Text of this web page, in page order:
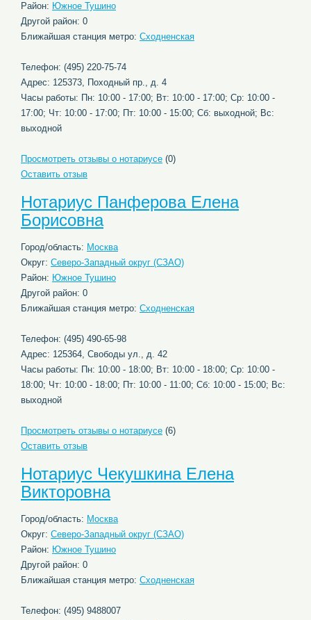
Район: Южное Тушино
Другой район: 0
Ближайшая станция метро: Сходненская
Телефон: (495) 220-75-74
Адрес: 125373, Походный пр., д. 4
Часы работы: Пн: 10:00 - 17:00; Вт: 10:00 - 17:00; Ср: 10:00 -
17:00; Чт: 10:00 - 17:00; Пт: 10:00 - 15:00; Сб: выходной; Вс:
выходной
Просмотреть отзывы о нотариусе (0)
Оставить отзыв
Нотариус Панферова Елена
Борисовна
Город/область: Москва
Округ: Северо-Западный округ (СЗАО)
Район: Южное Тушино
Другой район: 0
Ближайшая станция метро: Сходненская
Телефон: (495) 490-65-98
Адрес: 125364, Свободы ул., д. 42
Часы работы: Пн: 10:00 - 18:00; Вт: 10:00 - 18:00; Ср: 10:00 -
18:00; Чт: 10:00 - 18:00; Пт: 10:00 - 11:00; Сб: 10:00 - 15:00; Вс:
выходной
Просмотреть отзывы о нотариусе (6)
Оставить отзыв
Нотариус Чекушкина Елена
Викторовна
Город/область: Москва
Округ: Северо-Западный округ (СЗАО)
Район: Южное Тушино
Другой район: 0
Ближайшая станция метро: Сходненская
Телефон: (495) 9488007